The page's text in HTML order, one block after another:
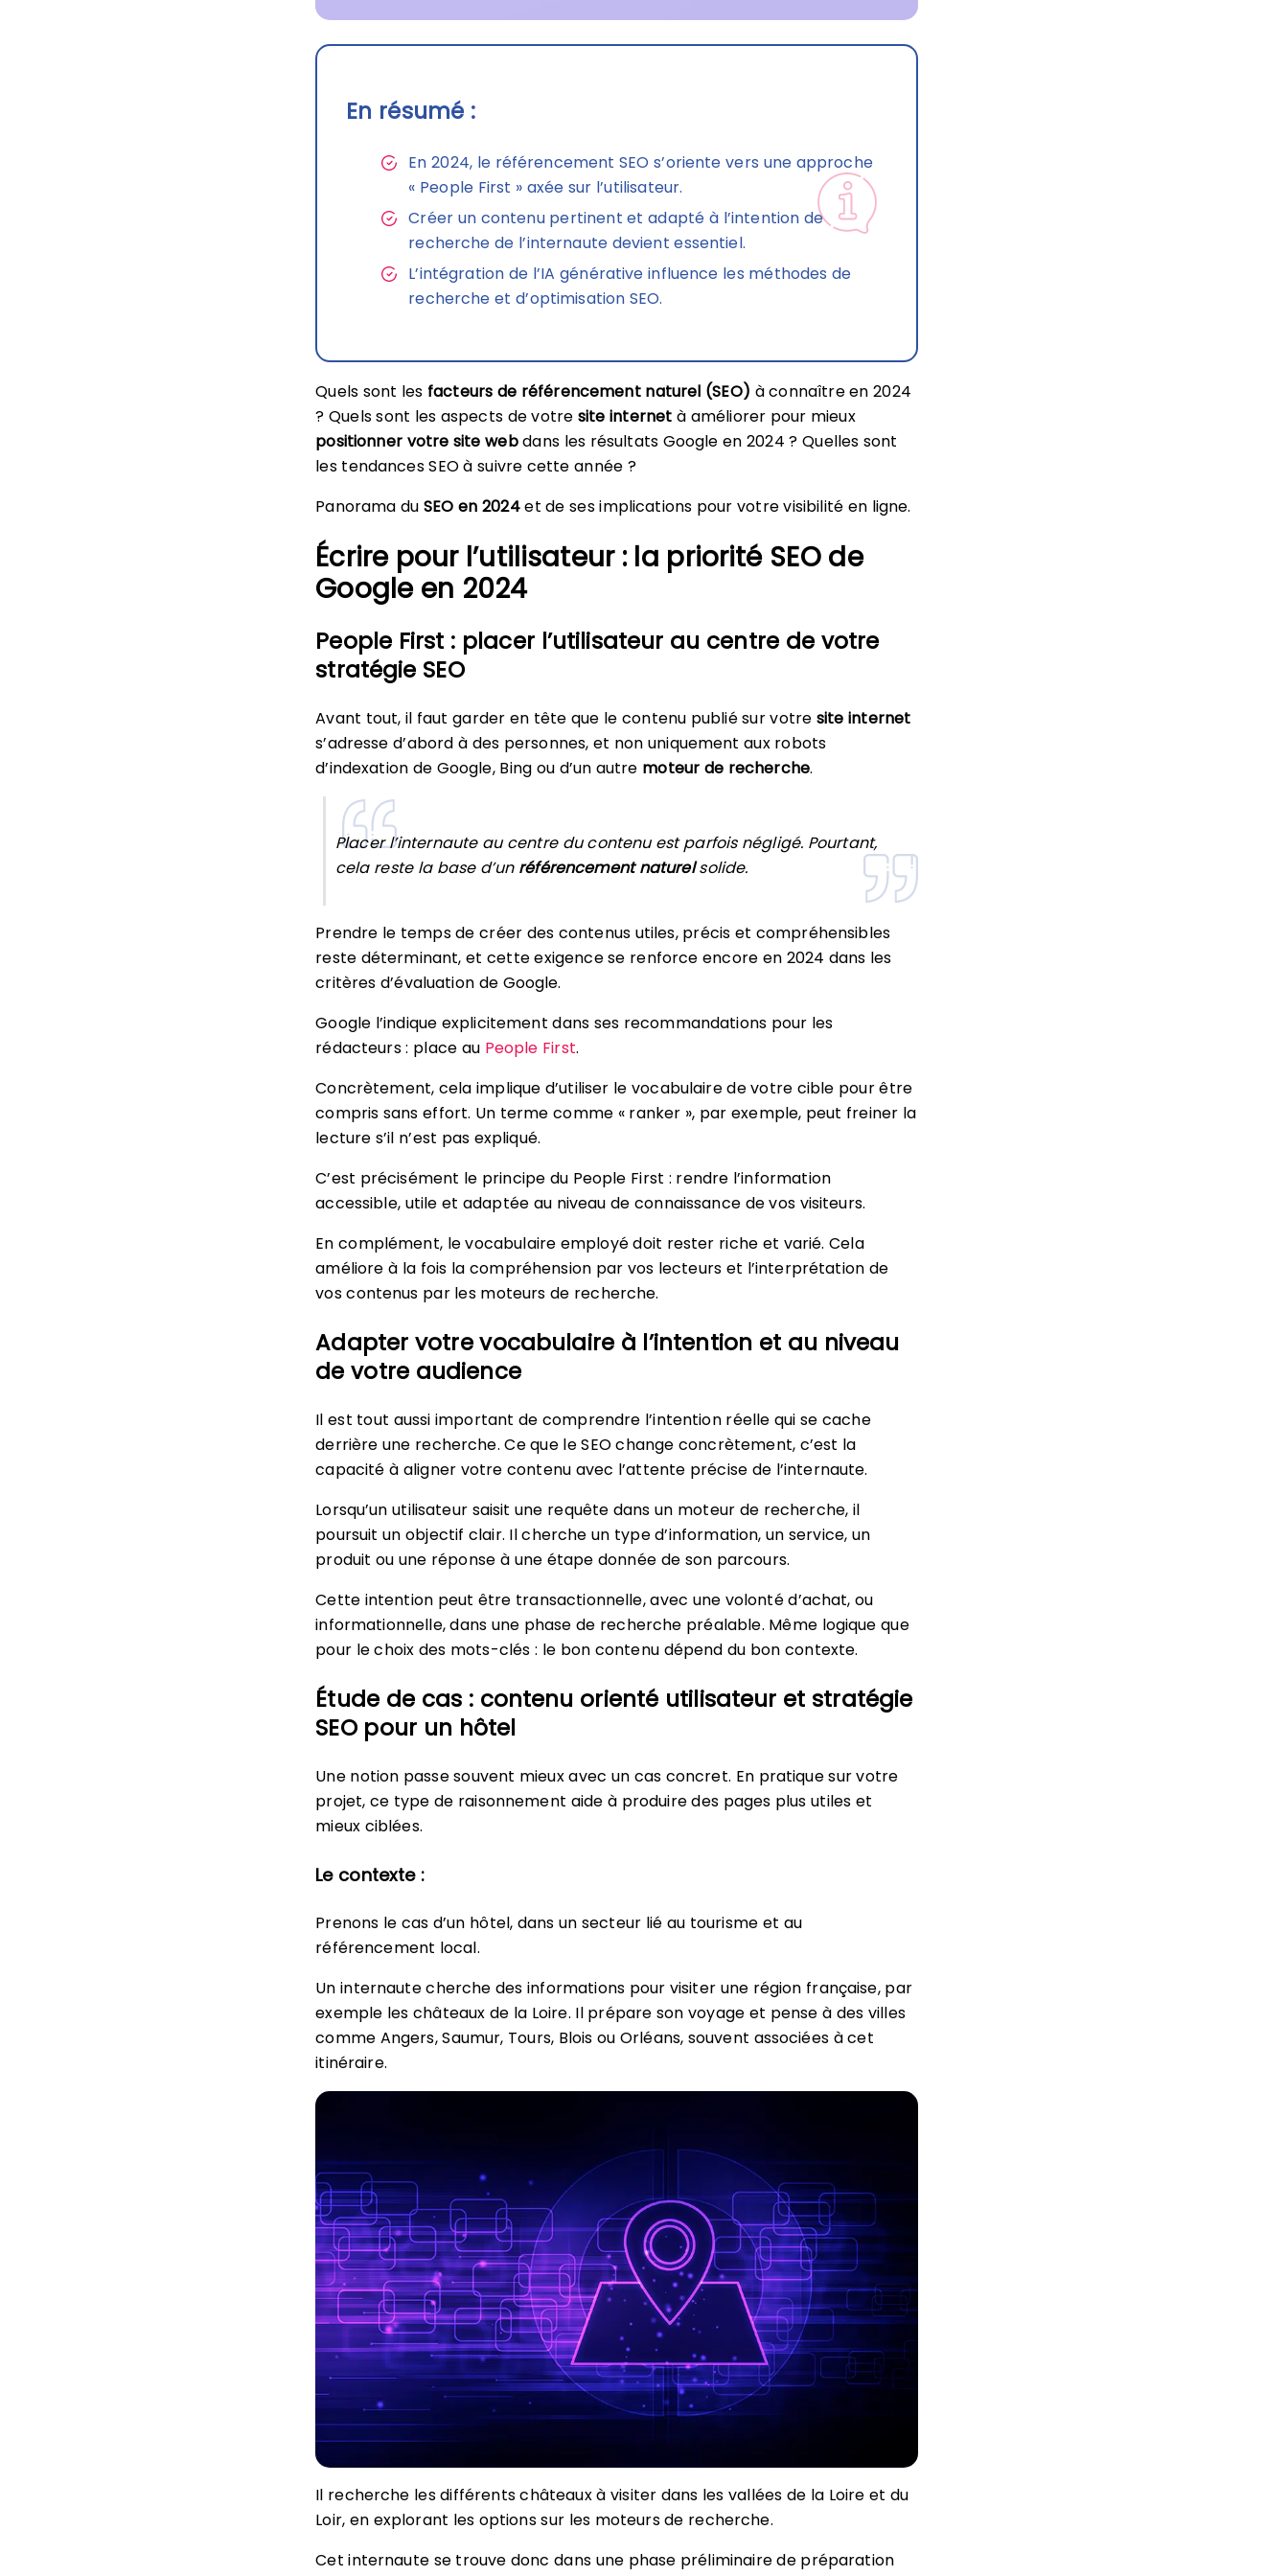
En résumé :
En 2024, le référencement SEO s’oriente vers une approche
« People First » axée sur l’utilisateur.
Créer un contenu pertinent et adapté à l’intention de
recherche de l’internaute devient essentiel.
L’intégration de l’IA générative influence les méthodes de
recherche et d’optimisation SEO.
Quels sont les facteurs de référencement naturel (SEO) à connaître en 2024
? Quels sont les aspects de votre site internet à améliorer pour mieux
positionner votre site webdans les résultats Google en 2024 ? Quelles sont
les tendances SEO à suivre cette année ?
Panorama duSEO en 2024et de ses implications pour votre visibilité en ligne.
Écrire pour l’utilisateur : la priorité SEO de
Google en 2024
People First : placer l’utilisateur au centre de votre
stratégie SEO
Avant tout, il faut garder en tête que le contenu publié sur votre site internet
s’adresse d’abord à des personnes, et non uniquement aux robots
d’indexation de Google, Bing ou d’un autre moteur de recherche.
Placer l’internaute au centre du contenu est parfois négligé. Pourtant,
cela reste la base d’un référencement naturelsolide.
Prendre le temps de créer des contenus utiles, précis et compréhensibles
reste déterminant, et cette exigence se renforce encore en 2024 dans les
critères d’évaluation de Google.
Google l’indique explicitement dans ses recommandations pour les
rédacteurs : place au People First.
Concrètement, cela implique d’utiliser le vocabulaire de votre cible pour être
compris sans effort. Un terme comme « ranker », par exemple, peut freiner la
lecture s’il n’est pas expliqué.
C’est précisément le principe du People First : rendre l’information
accessible, utile et adaptée au niveau de connaissance de vos visiteurs.
En complément, le vocabulaire employé doit rester riche et varié. Cela
améliore à la fois la compréhension par vos lecteurs et l’interprétation de
vos contenus par les moteurs de recherche.
Adapter votre vocabulaire à l’intention et au niveau
de votre audience
Il est tout aussi important de comprendre l’intention réelle qui se cache
derrière une recherche. Ce que le SEO change concrètement, c’est la
capacité à aligner votre contenu avec l’attente précise de l’internaute.
Lorsqu’un utilisateur saisit une requête dans un moteur de recherche, il
poursuit un objectif clair. Il cherche un type d’information, un service, un
produit ou une réponse à une étape donnée de son parcours.
Cette intention peut être transactionnelle, avec une volonté d’achat, ou
informationnelle, dans une phase de recherche préalable. Même logique que
pour le choix des mots-clés : le bon contenu dépend du bon contexte.
Étude de cas : contenu orienté utilisateur et stratégie
SEO pour un hôtel
Une notion passe souvent mieux avec un cas concret. En pratique sur votre
projet, ce type de raisonnement aide à produire des pages plus utiles et
mieux ciblées.
Le contexte :
Prenons le cas d’un hôtel, dans un secteur lié au tourisme et au
référencement local.
Un internaute cherche des informations pour visiter une région française, par
exemple les châteaux de la Loire. Il prépare son voyage et pense à des villes
comme Angers, Saumur, Tours, Blois ou Orléans, souvent associées à cet
itinéraire.
Il recherche les différents châteaux à visiter dans les vallées de la Loire et du
Loir, en explorant les options sur les moteurs de recherche.
Cet internaute se trouve donc dans une phase préliminaire de préparation